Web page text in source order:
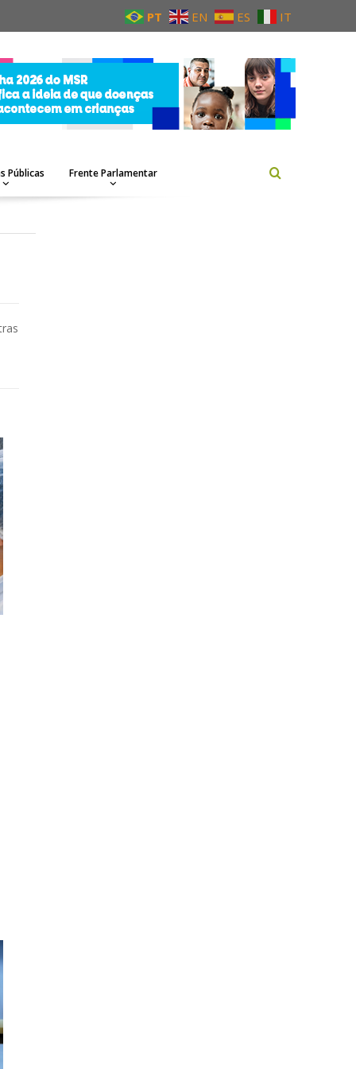
PT EN ES IT
Públicas Frente Parlamentar